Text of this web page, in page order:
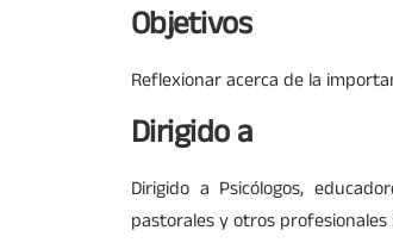
Objetivos
Reflexionar acerca de la
Dirigido a
Dirigido a Psicólogos,
pastorales y otros